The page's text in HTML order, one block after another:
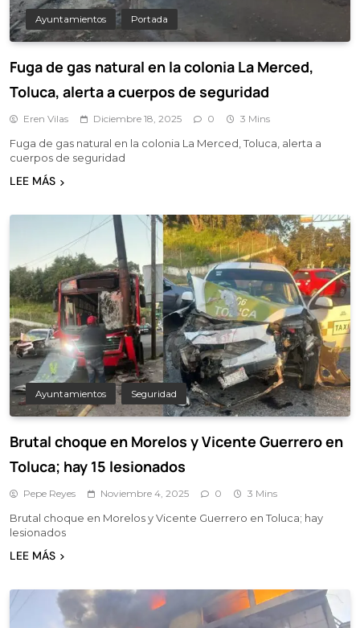
Ayuntamientos Portada
Fuga de gas natural en la colonia La Merced,
Toluca, alerta a cuerpos de seguridad
Eren Vilas Diciembre 18, 2025 0 3 Mins
Fuga de gas natural en la colonia La Merced, Toluca, alerta a
cuerpos de seguridad
LEE MÁS
Ayuntamientos Seguridad
Brutal choque en Morelos y Vicente Guerrero en
Toluca; hay 15 lesionados
Pepe Reyes Noviembre 4, 2025 0 3 Mins
Brutal choque en Morelos y Vicente Guerrero en Toluca; hay
lesionados
LEE MÁS